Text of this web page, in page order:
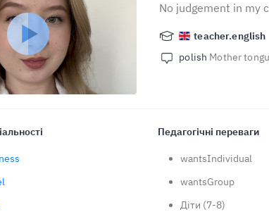
No judgement in my
teacher.english
polish Mother
Педагогічні переваги
wantsIndividual
wantsGroup
Діти (7-8)